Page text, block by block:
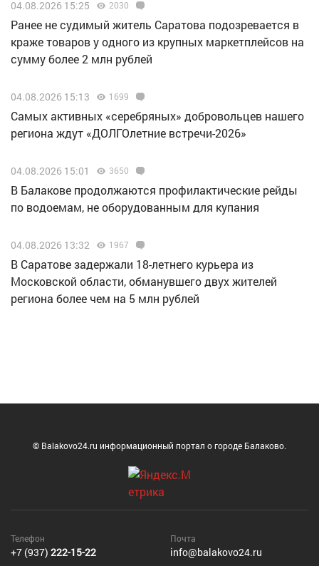
04.08.2026 15:25 2030
Ранее не судимый житель Саратова подозревается в
краже товаров у одного из крупных маркетплейсов на
сумму более 2 млн рублей
04.08.2026 15:13 1699
Самых активных «серебряных» добровольцев нашего
региона ждут «ДОЛГОлетние встречи-2026»
04.08.2026 15:01 3650
В Балакове продолжаются профилактические рейды
по водоемам, не оборудованным для купания
04.08.2026 13:32 1967
В Саратове задержали 18-летнего курьера из
Московской области, обманувшего двух жителей
региона более чем на 5 млн рублей
© Balakovo24.ru информационный портал о городе Балаково.
Телефон
+7 (937) 222-15-22
Почта
info@balakovo24.ru